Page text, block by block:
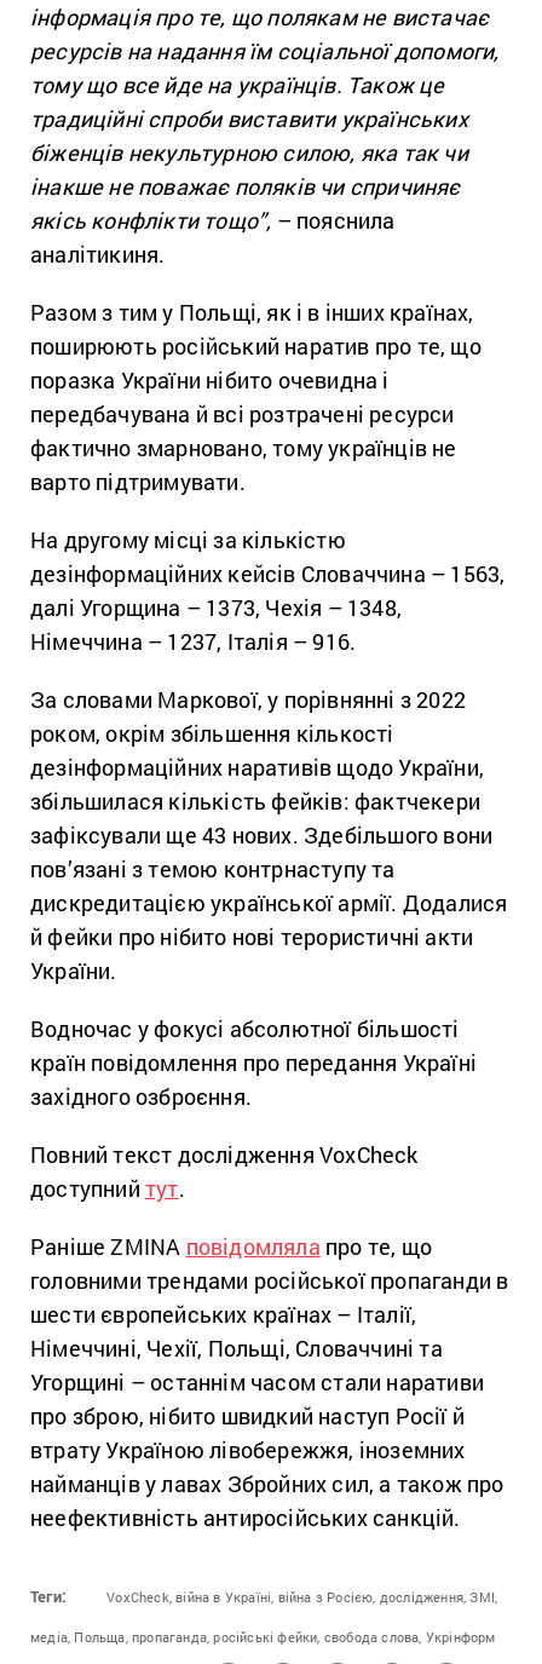
інформація про те, що полякам не вистачає
ресурсів на надання їм соціальної допомоги,
тому що все йде на українців. Також це
традиційні спроби виставити українських
біженців некультурною силою, яка так чи
інакше не поважає поляків чи спричиняє
якісь конфлікти тощо”, – пояснила
аналітикиня.
Разом з тим у Польщі, як і в інших країнах,
поширюють російський наратив про те, що
поразка України нібито очевидна і
передбачувана й всі розтрачені ресурси
фактично змарновано, тому українців не
варто підтримувати.
На другому місці за кількістю
дезінформаційних кейсів Словаччина – 1563,
далі Угорщина – 1373, Чехія – 1348,
Німеччина – 1237, Італія – 916.
За словами Маркової, у порівнянні з 2022
роком, окрім збільшення кількості
дезінформаційних наративів щодо України,
збільшилася кількість фейків: фактчекери
зафіксували ще 43 нових. Здебільшого вони
пов’язані з темою контрнаступу та
дискредитацією української армії. Додалися
й фейки про нібито нові терористичні акти
України.
Водночас у фокусі абсолютної більшості
країн повідомлення про передання Україні
західного озброєння.
Повний текст дослідження VoxCheck
доступний тут.
Раніше ZMINA повідомляла про те, що
головними трендами російської пропаганди в
шести європейських країнах – Італії,
Німеччині, Чехії, Польщі, Словаччині та
Угорщині – останнім часом стали наративи
про зброю, нібито швидкий наступ Росії й
втрату Україною лівобережжя, іноземних
найманців у лавах Збройних сил, а також про
неефективність антиросійських санкцій.
Теги: VoxCheck, війна в Україні, війна з Росією, дослідження, ЗМІ,
медіа, Польща, пропаганда, російські фейки, свобода слова, Укрінформ